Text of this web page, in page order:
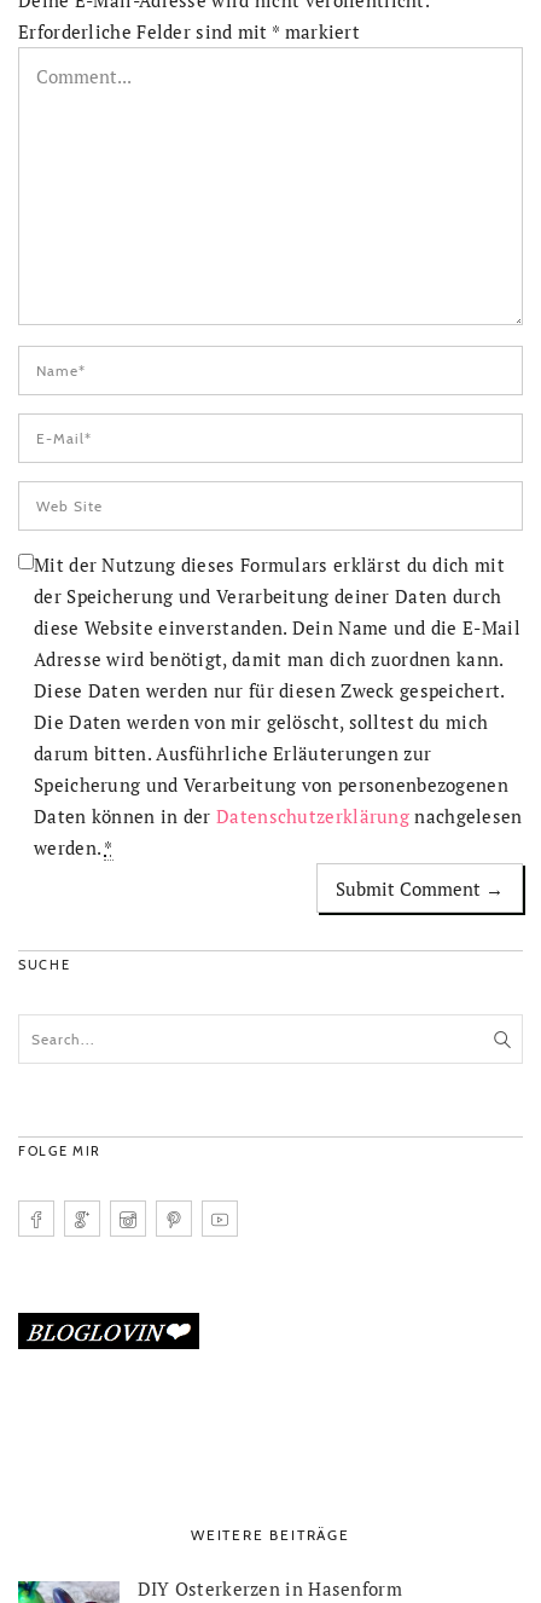
Erforderliche Felder sind mit * markiert
Mit der Nutzung dieses Formulars erklärst du dich mit
der Speicherung und Verarbeitung deiner Daten durch
diese Website einverstanden. Dein Name und die E-Mail
Adresse wird benötigt, damit man dich zuordnen kann.
Diese Daten werden nur für diesen Zweck gespeichert.
Die Daten werden von mir gelöscht, solltest du mich
darum bitten. Ausführliche Erläuterungen zur
Speicherung und Verarbeitung von personenbezogenen
Daten können in derDatenschutzerklärung nachgelesen
werden. *
SUCHE
FOLGE MIR
WEITERE BEITRÄGE
DIY Osterkerzen in Hasenform